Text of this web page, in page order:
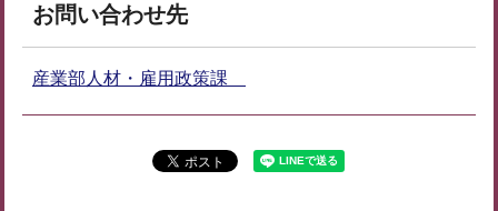
お問い合わせ先
産業部人材・雇用政策課